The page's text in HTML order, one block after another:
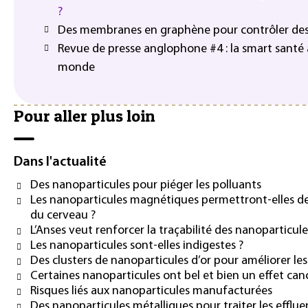
?
Des membranes en graphène pour contrôler
Revue de presse anglophone #4 : la smart santé
monde
Pour aller plus loin
Dans l'actualité
Des nanoparticules pour piéger les polluants
Les nanoparticules magnétiques permettront-elles
du cerveau ?
L’Anses veut renforcer la traçabilité des
Les nanoparticules sont-elles indigestes ?
Des clusters de nanoparticules d’or pour améliorer les
Certaines nanoparticules ont bel et bien un effet
Risques liés aux nanoparticules manufacturées